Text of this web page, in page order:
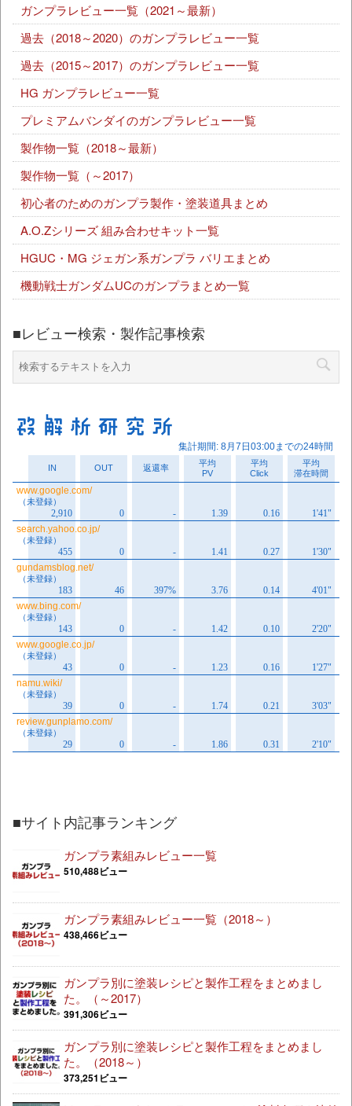
ガンプラレビュー一覧（2021～最新）
過去（2018～2020）のガンプラレビュー一覧
過去（2015～2017）のガンプラレビュー一覧
HG ガンプラレビュー一覧
プレミアムバンダイのガンプラレビュー一覧
製作物一覧（2018～最新）
製作物一覧（～2017）
初心者のためのガンプラ製作・塗装道具まとめ
A.O.Zシリーズ 組み合わせキット一覧
HGUC・MG ジェガン系ガンプラ バリエまとめ
機動戦士ガンダムUCのガンプラまとめ一覧
■レビュー検索・製作記事検索
■サイト内記事ランキング
ガンプラ素組みレビュー一覧
510,488ビュー
ガンプラ素組みレビュー一覧（2018～）
438,466ビュー
ガンプラ別に塗装レシピと製作工程をまとめまし
た。（～2017）
391,306ビュー
ガンプラ別に塗装レシピと製作工程をまとめまし
た。（2018～）
373,251ビュー